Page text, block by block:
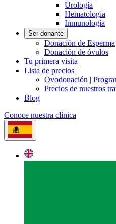
Urología
Hematología
Inmunología
Ser donante
Donación de Esperma
Donación de óvulos
Tu primera visita
Lista de precios
Ovodonación |
Precios de nuestros
Blog
Conoce nuestra clínica